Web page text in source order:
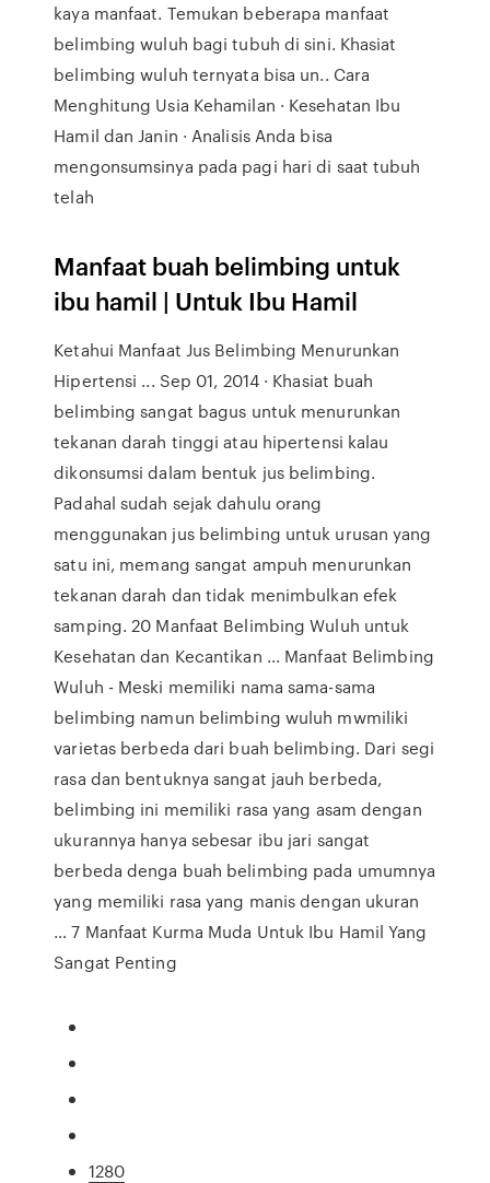
kaya manfaat. Temukan beberapa manfaat
belimbing wuluh bagi tubuh di sini. Khasiat
belimbing wuluh ternyata bisa un.. Cara
Menghitung Usia Kehamilan · Kesehatan Ibu
Hamil dan Janin · Analisis Anda bisa
mengonsumsinya pada pagi hari di saat tubuh
telah
Manfaat buah belimbing untuk
ibu hamil | Untuk Ibu Hamil
Ketahui Manfaat Jus Belimbing Menurunkan
Hipertensi ... Sep 01, 2014 · Khasiat buah
belimbing sangat bagus untuk menurunkan
tekanan darah tinggi atau hipertensi kalau
dikonsumsi dalam bentuk jus belimbing.
Padahal sudah sejak dahulu orang
menggunakan jus belimbing untuk urusan yang
satu ini, memang sangat ampuh menurunkan
tekanan darah dan tidak menimbulkan efek
samping. 20 Manfaat Belimbing Wuluh untuk
Kesehatan dan Kecantikan ... Manfaat Belimbing
Wuluh - Meski memiliki nama sama-sama
belimbing namun belimbing wuluh mwmiliki
varietas berbeda dari buah belimbing. Dari segi
rasa dan bentuknya sangat jauh berbeda,
belimbing ini memiliki rasa yang asam dengan
ukurannya hanya sebesar ibu jari sangat
berbeda denga buah belimbing pada umumnya
yang memiliki rasa yang manis dengan ukuran
… 7 Manfaat Kurma Muda Untuk Ibu Hamil Yang
Sangat Penting
1280